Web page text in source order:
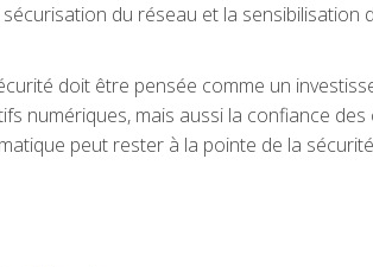
du réseau et la sensibilisation
doit être pensée comme un
numériques, mais aussi la confiance des
peut rester à la pointe de la